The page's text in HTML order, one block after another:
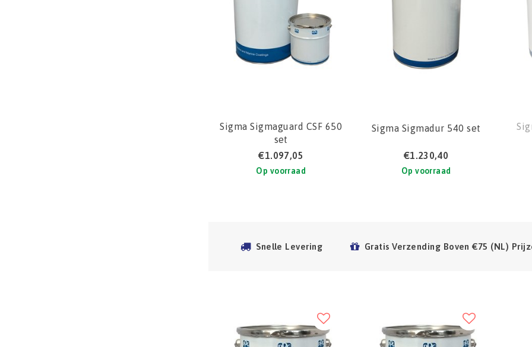
Sigma Sigmaguard CSF 650
set
€1.097,05
Op voorraad
Sigma Sigmadur 540 set
€1.230,40
Op voorraad
Snelle Levering Gratis Verzending Boven €75 (NL)